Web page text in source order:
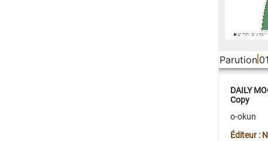
Parution
DAILY
Copy
o-okun
Éditeur :